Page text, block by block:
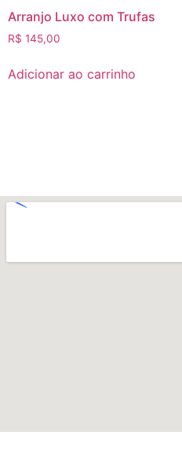
Arranjo Luxo com Trufas
R$ 145,00
Adicionar ao carrinho